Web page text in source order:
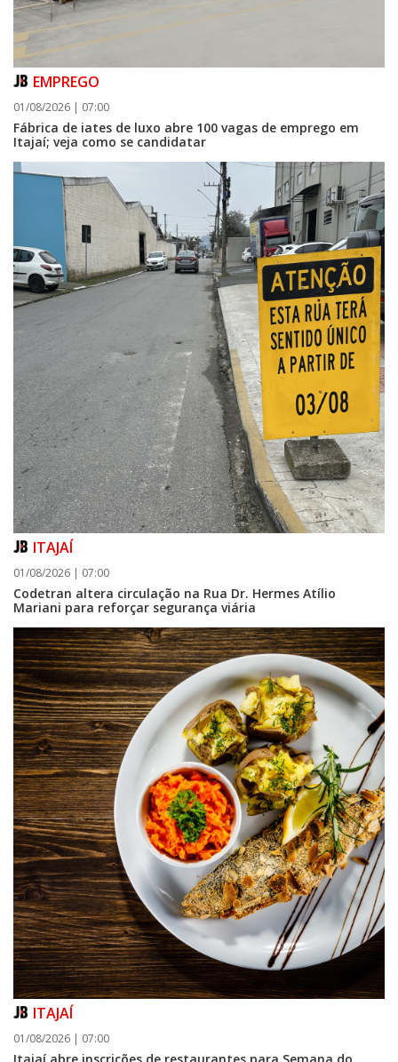
EMPREGO
01/08/2026 | 07:00
Fábrica de iates de luxo abre 100 vagas de emprego em
Itajaí; veja como se candidatar
ITAJAÍ
01/08/2026 | 07:00
Codetran altera circulação na Rua Dr. Hermes Atílio
Mariani para reforçar segurança viária
ITAJAÍ
01/08/2026 | 07:00